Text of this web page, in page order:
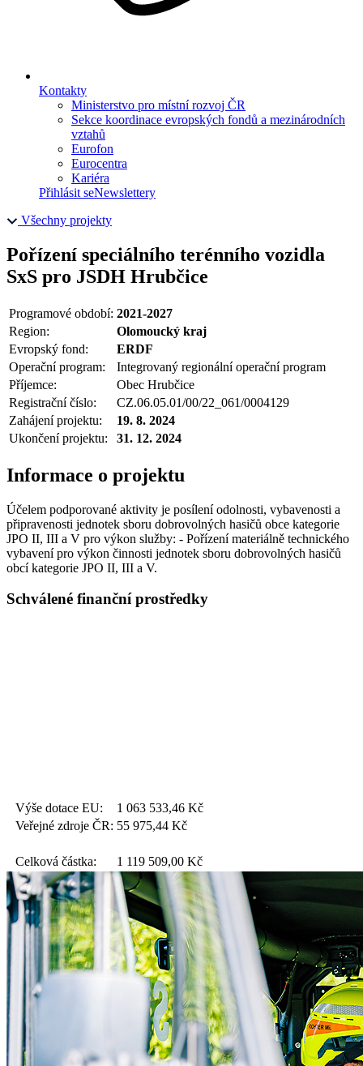
Kontakty
Ministerstvo pro místní rozvoj ČR
Sekce koordinace evropských fondů a mezinárodních
vztahů
Eurofon
Eurocentra
Kariéra
Přihlásit seNewslettery
Všechny projekty
Pořízení speciálního terénního vozidla
SxS pro JSDH Hrubčice
Programové období: 2021-2027
Region:
Olomoucký kraj
Evropský fond:
ERDF
Operační program:
Integrovaný regionální operační program
Příjemce:
Obec Hrubčice
Registrační číslo:
CZ.06.05.01/00/22_061/0004129
Zahájení projektu:
19. 8. 2024
Ukončení projektu:
31. 12. 2024
Informace o projektu
Účelem podporované aktivity je posílení odolnosti, vybavenosti a
připravenosti jednotek sboru dobrovolných hasičů obce kategorie
JPO II, III a V pro výkon služby: - Pořízení materiálně technického
vybavení pro výkon činnosti jednotek sboru dobrovolných hasičů
obcí kategorie JPO II, III a V.
Schválené finanční prostředky
Výše dotace EU: 1 063 533,46 Kč
Veřejné zdroje ČR: 55 975,44 Kč
Celková částka: 1 119 509,00 Kč